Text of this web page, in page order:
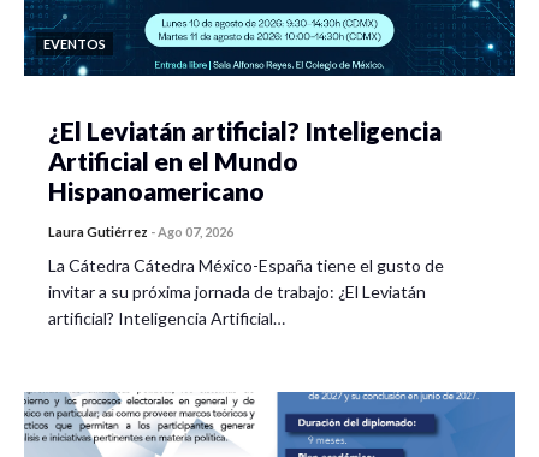
EVENTOS
¿El Leviatán artificial? Inteligencia
Artificial en el Mundo
Hispanoamericano
Laura Gutiérrez -Ago 07, 2026
La Cátedra Cátedra México-España tiene el gusto de
invitar a su próxima jornada de trabajo: ¿El Leviatán
artificial? Inteligencia Artificial…